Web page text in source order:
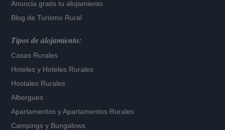
Anuncia gratis tu alojamiento
Blog de Turismo Rural
Tipos de alojamiento:
Casas Rurales
Hoteles y Hoteles Rurales
Hostales Rurales
Albergues
Apartamentos yApartamentos Rurales
Campings y Bungalows